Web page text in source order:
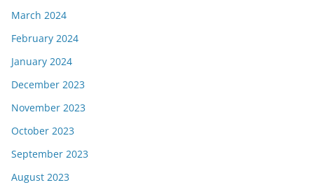
March 2024
February 2024
January 2024
December 2023
November 2023
October 2023
September 2023
August 2023